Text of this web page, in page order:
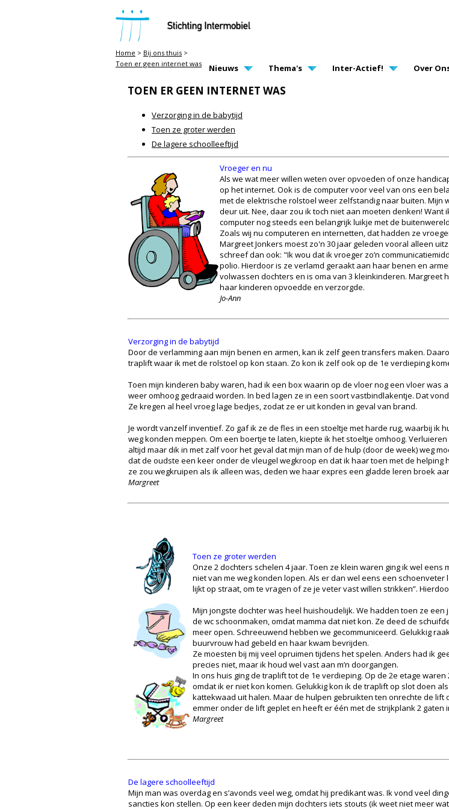
STICHTING INTERMOBIEL
MAIN PAGE NAVIGATION
Nieuws Thema's Inter-Actief! Over
Home > Bij ons thuis >
Toen er geen internet was
TOEN ER GEEN INTERNET WAS
Verzorging in de babytijd
Toen ze groter werden
De lagere schoolleeftijd
Vroeger en nu
Als we wat meer willen weten over opvoeden of onze
op het internet. Ook is de computer voor veel van ons een
met de elektrische rolstoel weer zelfstandig naar buiten.
deur uit. Nee, daar zou ik toch niet aan moeten denken!
computer nog steeds een belangrijk luikje met de
Zoals wij nu computeren en internetten, dat hadden ze
Margreet Jonkers moest zo'n 30 jaar geleden vooral alleen
schreef dan ook: "Ik wou dat ik vroeger zo’n
polio. Hierdoor is ze verlamd geraakt aan haar benen en
volwassen dochters en is oma van 3 kleinkinderen.
haar kinderen opvoedde en verzorgde.
Jo-Ann
Verzorging in de babytijd
Door de verlamming aan mijn benen en armen, kan ik zelf geen transfers maken.
traplift waar ik met de rolstoel op kon staan. Zo kon ik zelf ook op de 1e verdieping
Toen mijn kinderen baby waren, had ik een box waarin op de vloer nog een vloer was
weer omhoog gedraaid worden. In bed lagen ze in een soort vastbindlakentje. Dat
Ze kregen al heel vroeg lage bedjes, zodat ze er uit konden in geval van brand.
Je wordt vanzelf inventief. Zo gaf ik ze de fles in een stoeltje met harde rug, waarbij ik
weg konden meppen. Om een boertje te laten, kiepte ik het stoeltje omhoog.
altijd maar dik in met zalf voor het geval dat mijn man of de hulp (door de week) weg
dat de oudste een keer onder de vleugel wegkroop en dat ik haar toen met de helping
ze zou wegkruipen als ik alleen was, deden we haar expres een gladde leren broek
Margreet
Toen ze groter werden
Onze 2 dochters schelen 4 jaar. Toen ze klein waren ging ik wel
niet van me weg konden lopen. Als er dan wel eens een
lijkt op straat, om te vragen of ze je veter vast willen strikken”.
Mijn jongste dochter was heel huishoudelijk. We hadden toen ze
de wc schoonmaken, omdat mamma dat niet kon. Ze deed de
meer open. Schreeuwend hebben we gecommuniceerd. Gelukkig
buurvrouw had gebeld en haar kwam bevrijden.
Ze moesten bij mij veel opruimen tijdens het spelen. Anders had ik
precies niet, maar ik houd wel vast aan m’n doorgangen.
In ons huis ging de traplift tot de 1e verdieping. Op de 2e etage
omdat ik er niet kon komen. Gelukkig kon ik de traplift op slot doen
kattekwaad uit halen. Maar de hulpen gebruikten ten onrechte de lift
emmer onder de lift geplet en heeft er één met de strijkplank 2 gaten
Margreet
De lagere schoolleeftijd
Mijn man was overdag en s’avonds veel weg, omdat hij predikant was. Ik vond veel
sancties kon stellen. Op een keer deden mijn dochters iets stouts (ik weet niet meer